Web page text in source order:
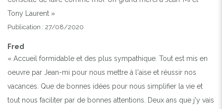
Tony Laurent »
Publication : 27/08/2020
Fred
« Accueil formidable et des plus sympathique. Tout est mis en
oeuvre par Jean-mi pour nous mettre à l'aise et réussir nos
vacances. Que de bonnes idées pour nous simplifier la vie et
tout nous faciliter par de bonnes attentions. Deux ans que j'y vais